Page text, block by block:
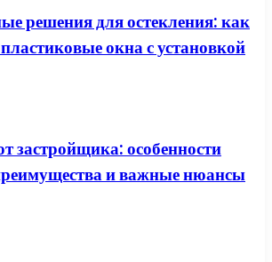
решения для остекления: как
окна с установкой
застройщика: особенности
и важные нюансы